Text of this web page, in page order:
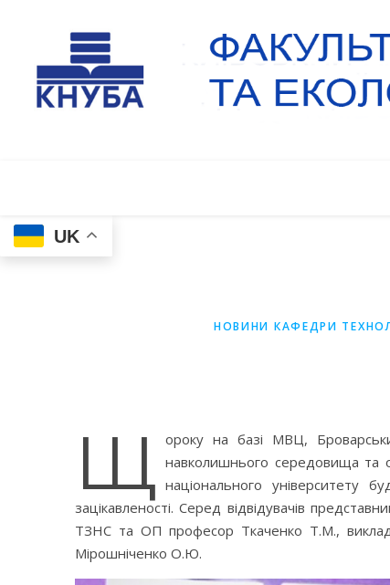
UK
НОВИНИ КАФЕДРИ
Щ ороку на базі МВЦ,
навколишнього середовища та
національного університету
зацікавленості. Серед відвідувачів
ТЗНС та ОП професор Ткаченко Т.М.,
Мірошніченко О.Ю.